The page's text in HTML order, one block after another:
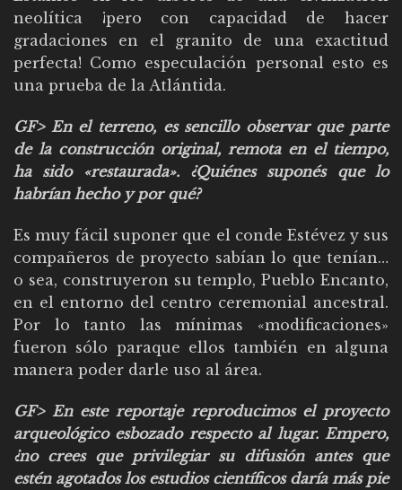
neolítica ¡pero con capacidad de hacer
gradaciones en el granito de una exactitud
perfecta! Como especulación personal esto es
una prueba de la Atlántida.
GF> En el terreno, es sencillo observar que parte
de la construcción original, remota en el tiempo,
ha sido «restaurada». ¿Quiénes suponés que lo
habrían hecho y por qué?
Es muy fácil suponer que el conde Estévez y sus
compañeros de proyecto sabían lo que tenían…
o sea, construyeron su templo, Pueblo Encanto,
en el entorno del centro ceremonial ancestral.
Por lo tanto las mínimas «modificaciones»
fueron sólo paraque ellos también en alguna
manera poder darle uso al área.
GF> En este reportaje reproducimos el proyecto
arqueológico esbozado respecto al lugar. Empero,
¿no crees que privilegiar su difusión antes que
estén agotados los estudios científicos daría más pie